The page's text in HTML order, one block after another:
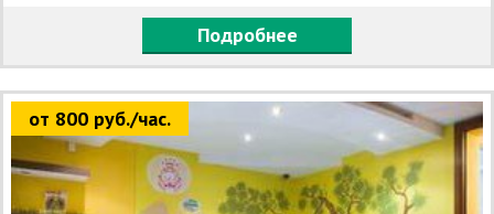
Подробнее
от 800 руб./час.